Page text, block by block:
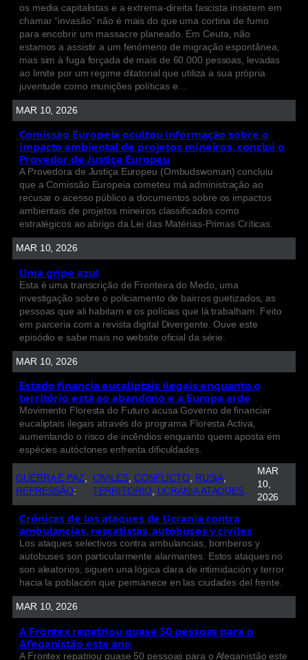
os media capitalistas e a extrema-direita fascista insistem em
chamar “invasão” não é mais do que uma cortina de fumo
para encobrir um massacre planeado. Em Ceuta, não
estamos a assistir a um fenómeno de migração espontânea,
mas sim à fuga forçada de mais de 60.000 pessoas, levadas
ao limite por um regime ditatorial que utiliza a sua própria
juventude como munições políticas e…
MAR 10, 2026
Comissão Europeia ocultou informação sobre o
impacto ambiental de projetos mineiros, conclui o
Provedor de Justiça Europeu
A Provedora de Justiça Europeu (Ombudswoman) concluiu
que a Comissão Europeia cometeu má administração ao
recusar o acesso público a documentos sobre os impactos
ambientais de projetos mineiros classificados como
estratégicos ao abrigo da Lei das Matérias-Primas Críticas.
MAR 10, 2026
Uma gripe azul
Esta é uma transcrição de Fronteira do Medo, uma
investigação sobre o policiamento de bairros guetizados, as
pessoas que ali habitam e os polícias que lá trabalham. Feito
em parceria com a revista digital Divergente. Ouve este
episódio e sabe mais no website oficial da série.
MAR 10, 2026
Estado financia eucaliptais ilegais enquanto o
território está ao abandono e a Europa arde
Movimento Floresta do Futuro acusa Governo de financiar
eucaliptais ilegais através do programa Floresta Activa,
aumentando o risco de incêndios enquanto quem aposta em
espécies autóctones enfrenta dificuldades.
GUERRA E PAZ
REPRESSÃO:
CIVILES CONFLICTO, RUSIA
TERRITORIO, UCRANIA ATAQUES
MAR
10,
2026
Crónicas de los ataques de Ucrania contra
ambulancias, rescatistas, autobuses y civiles
Los ataques selectivos contra ambulancias, bomberos y
autobuses son particularmente alarmantes. Estos ataques no
son aleatorios; siguen una lógica clara de intimidación y terror
hacia la población que permanece en las ciudades del frente.
MAR 10, 2026
A Frontex repatriou quase 50 pessoas para o
Afeganistão este ano
A Frontex repatriou quase 50 pessoas para o Afeganistão este